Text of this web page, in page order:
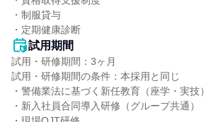
・制服貸与
・定期健康診断
試用期間
試用・研修期間：3ヶ月
試用・研修期間の条件：本採用と同じ
・警備業法に基づく新任教育（座学・実技）
・新入社員合同導入研修（グループ共通）